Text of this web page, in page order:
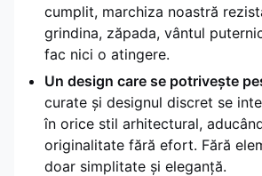
cumplit, marchiza noastră
grindina, zăpada, vântul
fac nici o atingere.
Un design care se potrivește
curate și designul discret se
în orice stil arhitectural,
originalitate fără efort. Fără
doar simplitate și eleganță.